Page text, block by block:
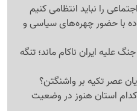
را نباید انتظامی کنیم
با حضور چهره‌های سیاسی و
علیه ایران ناکام ماند؛ تنگه
عصر تکیه بر واشنگتن؟
استان هنوز در وضعیت